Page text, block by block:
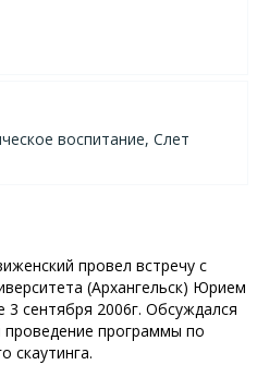
воспитание, Слет
провел встречу с
(Архангельск) Юрием
сентября 2006г. Обсуждался
программы по
скаутинга.